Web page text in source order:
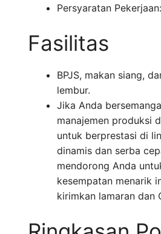
Persyaratan Pekerjaan:
Fasilitas
BPJS, makan siang,
lembur.
Jika Anda
manajemen produksi
untuk berprestasi di
dinamis dan serba
mendorong Anda
kesempatan menarik
kirimkan lamaran dan